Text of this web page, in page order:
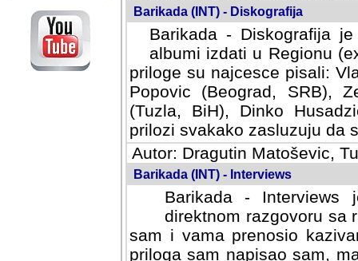
Barikada (INT) - Diskografija
Barikada - Diskografija
albumi izdati u Regionu
priloge su najcesce pisali:
Popovic (Beograd, SRB),
(Tuzla, BiH), Dinko
prilozi svakako zasluzuju da
Autor: Dragutin Matoševic,
Barikada (INT) - Interviews
Barikada -
direktnom razgovoru sa
sam i vama prenosio
priloga sam napisao sam,